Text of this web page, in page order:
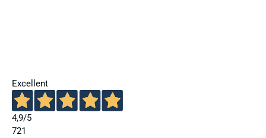
Excellent
4,9/5
721